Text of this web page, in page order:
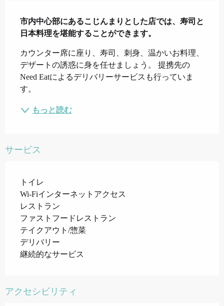
市内中心部にあるこじんまりとした店では、寿司と
日本料理を堪能することができます。
カウンター席に座り、寿司、刺身、温かいお料理、
デザートの誘惑に身を任せましょう。 提携先の
Need Eatによるデリバリーサービスも行っていま
す。
もっと読む
サービス
トイレ
Wi-Fiインターネットアクセス
レストラン
ファストフードレストラン
テイクアウト/惣菜
デリバリー
継続的なサービス
アクセシビリティ